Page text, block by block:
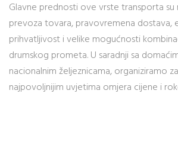
Glavne prednosti ove vrste transporta su
prevoza tovara, pravovremena dostava,
prihvatljivost i velike mogućnosti
drumskog prometa. U saradnji sa
nacionalnim željeznicama, organiziramo
najpovoljnijim uvjetima omjera cijene i